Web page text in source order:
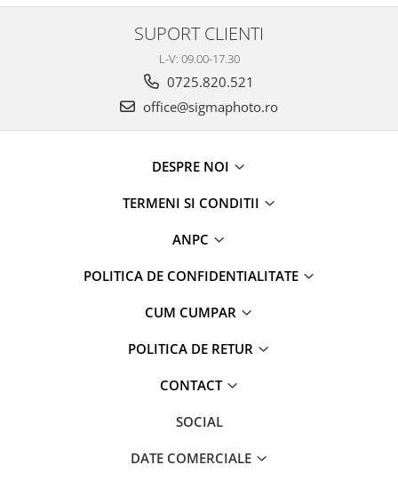
SUPORT CLIENTI
L-V: 09.00-17.30
0725.820.521
office@sigmaphoto.ro
DESPRE NOI
TERMENI SI CONDITII
ANPC
POLITICA DE CONFIDENTIALITATE
CUM CUMPAR
POLITICA DE RETUR
CONTACT
SOCIAL
DATE COMERCIALE